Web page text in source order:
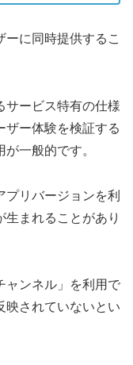
に同時提供するこ
サービス特有の仕様
ザー体験を検証する
一般的です。
プリバージョンを利
生まれることがあり
ャンネル」を利用で
映されていないとい